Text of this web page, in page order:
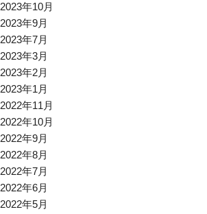
2023年10月
2023年9月
2023年7月
2023年3月
2023年2月
2023年1月
2022年11月
2022年10月
2022年9月
2022年8月
2022年7月
2022年6月
2022年5月